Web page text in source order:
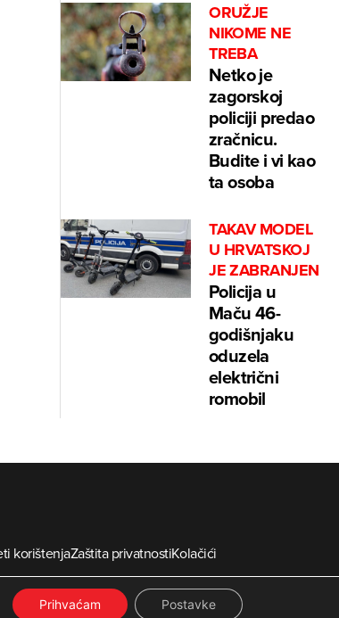
ORUŽJE
NIKOME NE
TREBA
Netko je
zagorskoj
policiji predao
zračnicu.
Budite i vi kao
ta osoba
TAKAV MODEL
U HRVATSKOJ
JE ZABRANJEN
Policija u
Maču 46-
godišnjaku
oduzela
električni
romobil
korištenjaZaštita privatnostiKolačići
bykrMedia
Prihvaćam Postavke